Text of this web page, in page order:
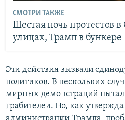
СМОТРИ ТАКЖЕ
Шестая ночь протестов
улицах, Трамп в бункере
Эти действия вызвали
политиков. В нескольких
мирных демонстраций
грабителей. Но, как